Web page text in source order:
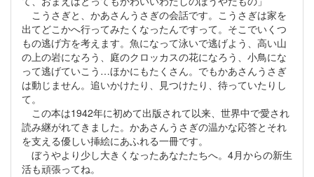
こうさぎと、かあさんうさぎの会話です。こうさぎは家を
出てどこかへ行ってみたくなったんですって。そこでいくつ
もの逃げ方を考えます。魚になって泳いで逃げよう、高い山
の上の岩になろう、庭のクロッカスの花になろう、小鳥にな
って逃げていこう…ほかにもたくさん。でもかあさんうさぎ
は動じません。追いかけたり、見つけたり、待っていたりし
て。
この本は1942年に初めて出版されて以来、世界中で愛され
読み継がれてきました。かあさんうさぎの温かな応答とそれ
を支える優しい挿絵にあふれる一冊です。
ぼうやより少し大きくなったあなたたちへ。4月からの新生
活も頑張ってね。